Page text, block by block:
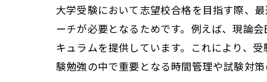
大学受験において志望校合格を目指す際、
ーチが必要となるためです。例えば、現論
キュラムを提供しています。これにより、
験勉強の中で重要となる時間管理や試験対